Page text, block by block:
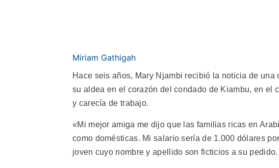
Miriam Gathigah
Hace seis años, Mary Njambi recibió la noticia de
su aldea en el corazón del condado de Kiambu, en el
y carecía de trabajo.
«Mi mejor amiga me dijo que las familias ricas en
como domésticas. Mi salario sería de 1.000 dólares
joven cuyo nombre y apellido son ficticios a su pedido.